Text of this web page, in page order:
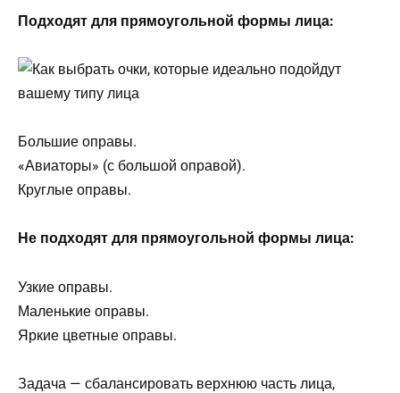
Подходят для прямоугольной формы лица:
Большие оправы.
«Авиаторы» (с большой оправой).
Круглые оправы.
Не подходят для прямоугольной формы лица:
Узкие оправы.
Маленькие оправы.
Яркие цветные оправы.
Задача — сбалансировать верхнюю часть лица,